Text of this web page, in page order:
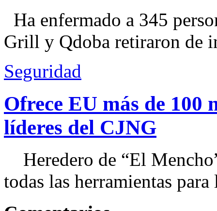
Ha enfermado a 345
Grill y Qdoba retiraron de
Seguridad
Ofrece EU más de 100
líderes del CJNG
Heredero de “El
todas las herramientas